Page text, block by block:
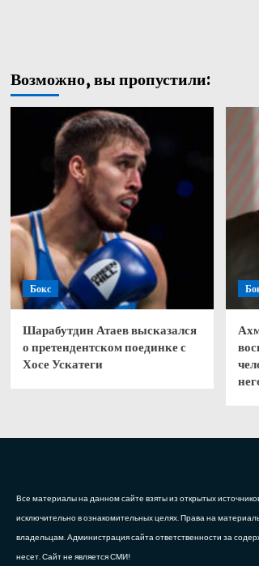
Возможно, вы пропустили:
Бокс
Шарабутдин Атаев высказался
о претендентском поединке с
Хосе Ускатеги
Все материалы на данном сайте взяты из открытых
исключительно в ознакомительных целях. Права на
владельцам. Администрация сайта ответственности за
несет. Сайт не является СМИ!